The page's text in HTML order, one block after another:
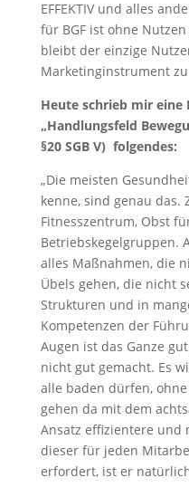
EFFEKTIV und alles
für BGF ist ohne
bleibt der einzige
Marketinginstrument zu
Heute schrieb mir eine
„Handlungsfeld
§20 SGB V) folgendes:
„Die meisten
kenne, sind genau das.
Fitnesszentrum, Obst
Betriebskegelgruppen.
alles Maßnahmen, die
Übels gehen, die nicht
Strukturen und in
Kompetenzen der
Augen ist das Ganze
nicht gut gemacht. Es
alle baden dürfen,
gehen da mit dem
Ansatz effizientere und
dieser für jeden
erfordert, ist er